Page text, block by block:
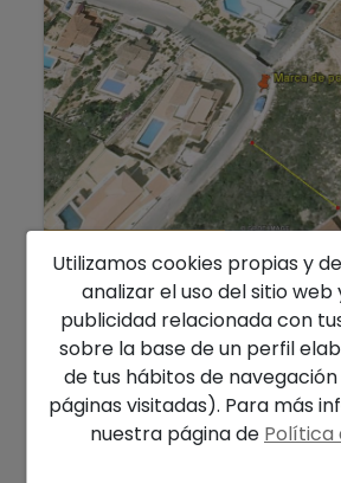
Se vende buena parcela
el Moraira Portet...
Teulada - Urbanizaciones Ref.
850 m
Utilizamos cookies propias y
analizar el uso del sitio
publicidad relacionada con
sobre la base de un perfil
de tus hábitos de
páginas visitadas). Para más
nuestra página de Política